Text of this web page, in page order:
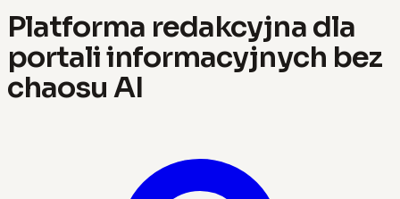
Platforma redakcyjna dla
portali informacyjnych bez
chaosu AI